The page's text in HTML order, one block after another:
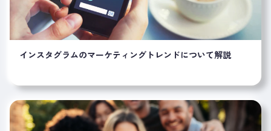
インスタグラムのマーケティングトレンドについて解説